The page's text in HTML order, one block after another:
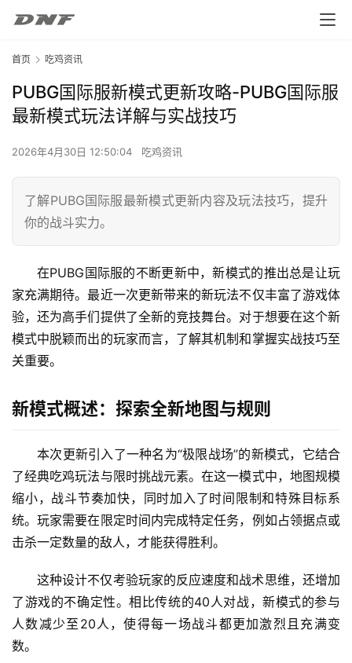
首页 吃鸡资讯
PUBG国际服新模式更新攻略-PUBG国际服
最新模式玩法详解与实战技巧
2026年4月30日 12:50:04 吃鸡资讯
了解PUBG国际服最新模式更新内容及玩法技巧，提升
你的战斗实力。
在PUBG国际服的不断更新中，新模式的推出总是让玩
家充满期待。最近一次更新带来的新玩法不仅丰富了游戏体
验，还为高手们提供了全新的竞技舞台。对于想要在这个新
模式中脱颖而出的玩家而言，了解其机制和掌握实战技巧至
关重要。
新模式概述：探索全新地图与规则
本次更新引入了一种名为“极限战场”的新模式，它结合
了经典吃鸡玩法与限时挑战元素。在这一模式中，地图规模
缩小，战斗节奏加快，同时加入了时间限制和特殊目标系
统。玩家需要在限定时间内完成特定任务，例如占领据点或
击杀一定数量的敌人，才能获得胜利。
这种设计不仅考验玩家的反应速度和战术思维，还增加
了游戏的不确定性。相比传统的40人对战，新模式的参与
人数减少至20人，使得每一场战斗都更加激烈且充满变
数。